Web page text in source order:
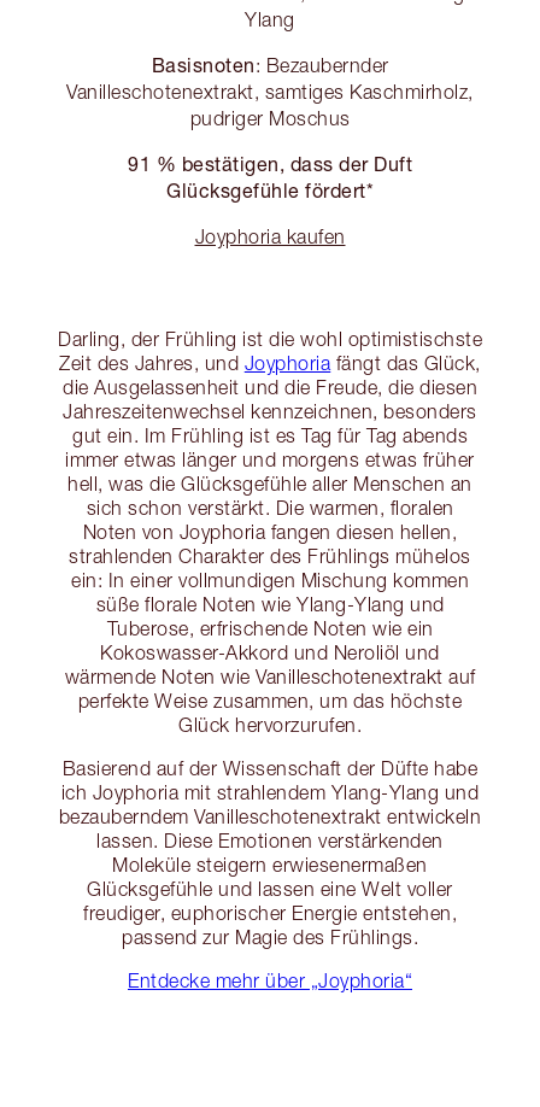
Ylang
Basisnoten: Bezaubernder
Vanilleschotenextrakt, samtiges Kaschmirholz,
pudriger Moschus
91 % bestätigen, dass der Duft
Glücksgefühle fördert*
Joyphoria kaufen
Darling, der Frühling ist die wohl optimistischste
Zeit des Jahres, und Joyphoria fängt das Glück,
die Ausgelassenheit und die Freude, die diesen
Jahreszeitenwechsel kennzeichnen, besonders
gut ein. Im Frühling ist es Tag für Tag abends
immer etwas länger und morgens etwas früher
hell, was die Glücksgefühle aller Menschen an
sich schon verstärkt. Die warmen, floralen
Noten von Joyphoria fangen diesen hellen,
strahlenden Charakter des Frühlings mühelos
ein: In einer vollmundigen Mischung kommen
süße florale Noten wie Ylang-Ylang und
Tuberose, erfrischende Noten wie ein
Kokoswasser-Akkord und Neroliöl und
wärmende Noten wie Vanilleschotenextrakt auf
perfekte Weise zusammen, um das höchste
Glück hervorzurufen.
Basierend auf der Wissenschaft der Düfte habe
ich Joyphoria mit strahlendem Ylang-Ylang und
bezauberndem Vanilleschotenextrakt entwickeln
lassen. Diese Emotionen verstärkenden
Moleküle steigern erwiesenermaßen
Glücksgefühle und lassen eine Welt voller
freudiger, euphorischer Energie entstehen,
passend zur Magie des Frühlings.
Entdecke mehr über „Joyphoria“